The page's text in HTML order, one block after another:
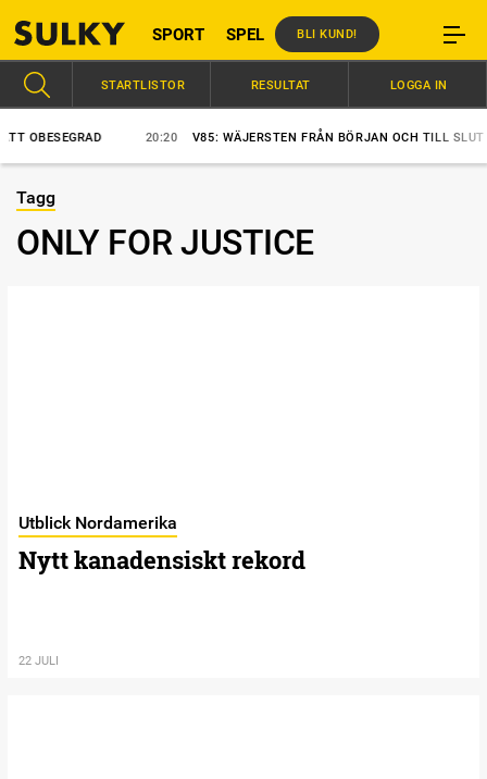
SPORT SPEL BLI KUND!
20:20 V85: WÄJERSTEN FRÅN BÖRJAN OCH TILL SLUT
STARTLISTOR RESULTAT LOGGA IN
Tagg
ONLY FOR JUSTICE
Utblick Nordamerika
Nytt kanadensiskt rekord
22 JULI